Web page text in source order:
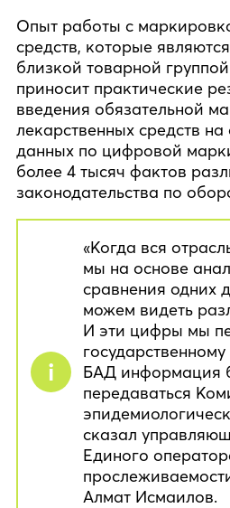
Опыт работы с
средств, которые
близкой товарной
приносит практические
введения обязательной
лекарственных средств
данных по цифровой
более 4 тысяч фактов
законодательства по
«Когда вся
мы на основе
сравнения одних
можем видеть
И эти цифры мы
БАД информация
передаваться
сказал
Единого
Алмат Исмаилов.